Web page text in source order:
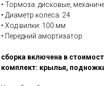
• Тормоза: дисковые,
• Диаметр колеса: 24
• Ход вилки: 100 мм
• Передний амортизатор
сборка включена в
комплект: крылья,